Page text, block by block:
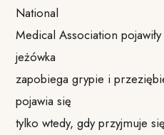
National
Medical Association
jeżówka
zapobiega grypie i
pojawia się
tylko wtedy, gdy przyjmuje